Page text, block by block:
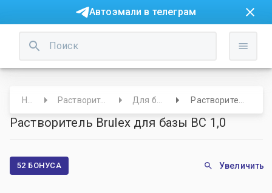
Автоэмали в телеграм
Растворители/Обезжириватели
Растворитель Brulex для базы ВС 1,0
52 БОНУСА Увеличить